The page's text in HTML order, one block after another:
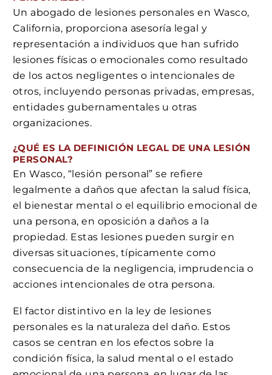
Un abogado de lesiones personales en Wasco,
California, proporciona asesoría legal y
representación a individuos que han sufrido
lesiones físicas o emocionales como resultado
de los actos negligentes o intencionales de
otros, incluyendo personas privadas, empresas,
entidades gubernamentales u otras
organizaciones.
¿QUÉ ES LA DEFINICIÓN LEGAL DE UNA LESIÓN
PERSONAL?
En Wasco, “lesión personal” se refiere
legalmente a daños que afectan la salud física,
el bienestar mental o el equilibrio emocional de
una persona, en oposición a daños a la
propiedad. Estas lesiones pueden surgir en
diversas situaciones, típicamente como
consecuencia de la negligencia, imprudencia o
acciones intencionales de otra persona.
El factor distintivo en la ley de lesiones
personales es la naturaleza del daño. Estos
casos se centran en los efectos sobre la
condición física, la salud mental o el estado